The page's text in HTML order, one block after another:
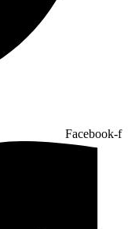
Facebook-f